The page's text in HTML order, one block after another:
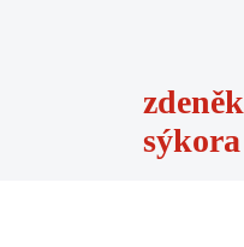
zdeněk
sýkora